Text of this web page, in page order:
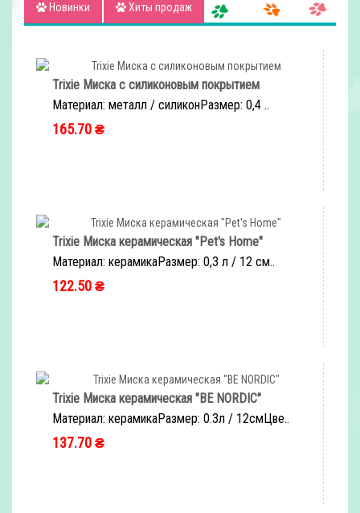
Новинки Хиты продаж
Trixie Миска с силиконовым покрытием
Материал: металл / силиконРазмер: 0,4 ..
165.70 ₴
Trixie Миска керамическая "Pet's Home"
Материал: керамикаРазмер: 0,3 л / 12 см..
122.50 ₴
Trixie Миска керамическая "BE NORDIC"
Материал: керамикаРазмер: 0.3л / 12смЦве..
137.70 ₴